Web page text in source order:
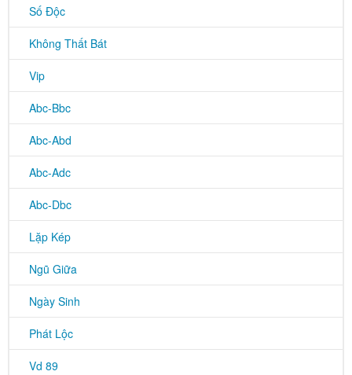
Số Độc
Không Thất Bát
Vip
Abc-Bbc
Abc-Abd
Abc-Adc
Abc-Dbc
Lặp Kép
Ngũ Giữa
Ngày Sinh
Phát Lộc
Vd 89